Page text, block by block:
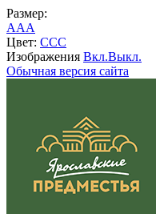
Размер:
AAA
Цвет: CCC
Изображения Вкл.Выкл.
Обычная версия сайта